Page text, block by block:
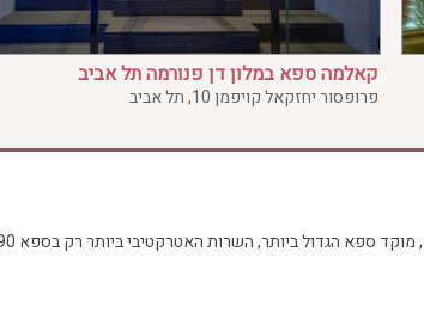
קאלמה ספא במלון דן פנורמה תל אביב
פרופסור יחזקאל קויפמן 10, תל אביב
ספא הגדול ביותר, השרות האטרקטיבי ביותר רק בספא 90 .